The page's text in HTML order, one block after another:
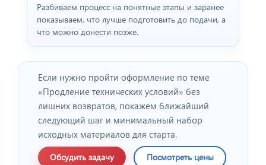
Разбиваем процесс на понятные этапы и заранее
показываем, что лучше подготовить до подачи, а
что можно донести позже.
Если нужно пройти оформление по теме
«Продление технических условий» без
лишних возвратов, покажем ближайший
следующий шаг и минимальный набор
исходных материалов для старта.
Обсудить задачу Посмотреть цены